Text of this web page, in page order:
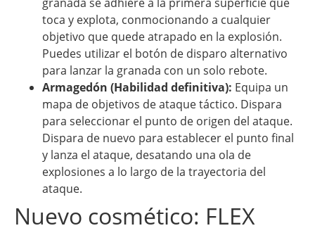
toca y explota, conmocionando a cualquier
objetivo que quede atrapado en la explosión.
Puedes utilizar el botón de disparo alternativo
para lanzar la granada con un solo rebote.
Armagedón (Habilidad definitiva): Equipa un
mapa de objetivos de ataque táctico. Dispara
para seleccionar el punto de origen del ataque.
Dispara de nuevo para establecer el punto final
y lanza el ataque, desatando una ola de
explosiones a lo largo de la trayectoria del
ataque.
Nuevo cosmético: FLEX